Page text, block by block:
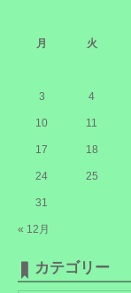
月
火
« 12月
3 4
10 11
17 18
24 25
31
カテゴリー